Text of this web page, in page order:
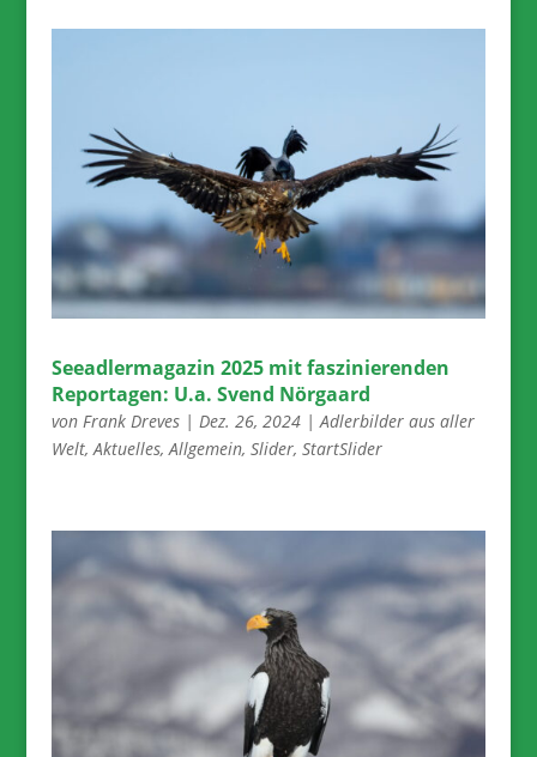
Seeadlermagazin 2025 mit faszinierenden
Reportagen: U.a. Svend Nörgaard
von Frank Dreves| Dez. 26, 2024|Adlerbilder aus aller
Welt,Aktuelles,Allgemein, Slider, StartSlider